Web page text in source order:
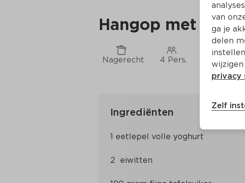
Hangop met
Nagerecht 4 Pers. Ca. 15 Min
Ingrediënten
van
ga je
delen
privacy
Zelf